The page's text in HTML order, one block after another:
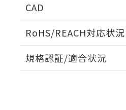
CAD
RoHS/REACH対応状況
EU RoHS 注意事項・凡例
規格認証/適合状況